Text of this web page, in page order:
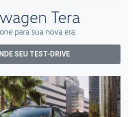
Tera
para sua nova era
SEU TEST-DRIVE